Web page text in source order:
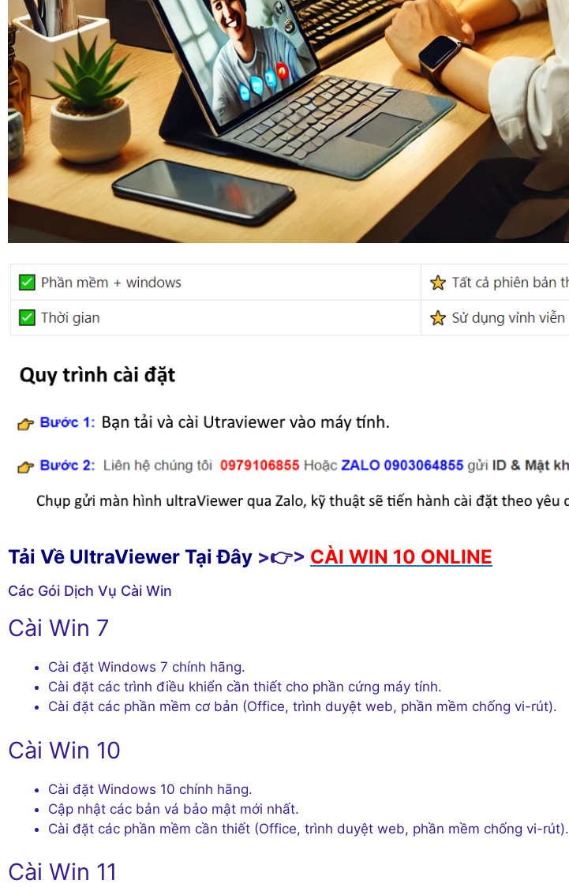
Tải Về UltraViewer Tại Đây >👉> CÀI WIN 10 ONLINE
Các Gói Dịch Vụ Cài Win
Cài Win 7
Cài đặt Windows 7 chính hãng.
Cài đặt các trình điều khiển cần thiết cho phần cứng máy tính.
Cài đặt các phần mềm cơ bản (Office, trình duyệt web, phần mềm chống vi-rút).
Cài Win 10
Cài đặt Windows 10 chính hãng.
Cập nhật các bản vá bảo mật mới nhất.
Cài đặt các phần mềm cần thiết (Office, trình duyệt web, phần mềm chống vi-rút).
Cài Win 11